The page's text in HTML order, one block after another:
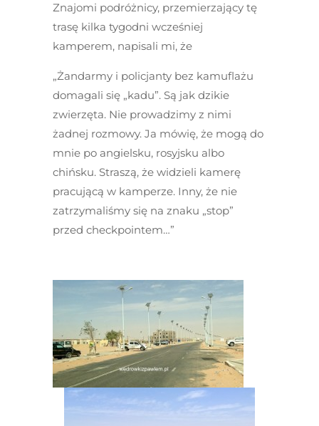
Znajomi podróżnicy, przemierzający tę
trasę kilka tygodni wcześniej
kamperem, napisali mi, że
„Żandarmy i policjanty bez kamuflażu
domagali się „kadu”. Są jak dzikie
zwierzęta. Nie prowadzimy z nimi
żadnej rozmowy. Ja mówię, że mogą do
mnie po angielsku, rosyjsku albo
chińsku. Straszą, że widzieli kamerę
pracującą w kamperze. Inny, że nie
zatrzymaliśmy się na znaku „stop”
przed checkpointem…”